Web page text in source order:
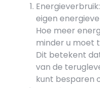
eigen
Hoe meer
minder u moet
Dit betekent
van de
kunt besparen